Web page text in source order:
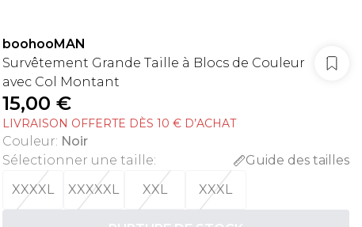
boohooMAN
Survêtement Grande Taille à Blocs de Couleur
avec Col Montant
15,00 €
LIVRAISON OFFERTE DÈS 10 € D’ACHAT
Couleur: Noir
Sélectionner une taille:
Guide des tailles
XXXXL
XXXXXL XXL XXXL